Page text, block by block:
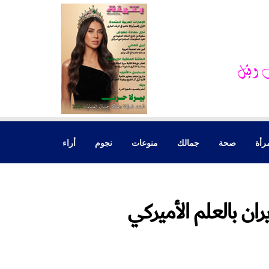
صحة جمالك منوعات نجوم أراء
بالعلم الأميركي